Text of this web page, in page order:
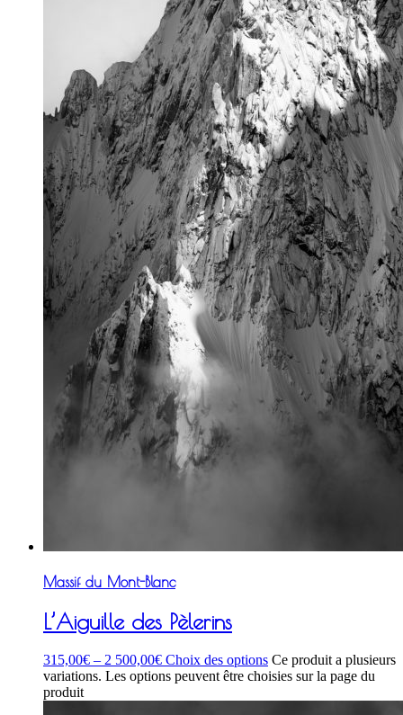
Massif du Mont-Blanc
L’Aiguille des Pèlerins
315,00€ – 2 500,00€ Choix des options Ce produit a plusieurs
variations. Les options peuvent être choisies sur la page du
produit